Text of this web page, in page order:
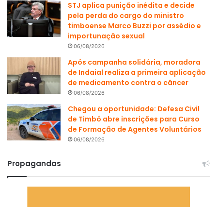
STJ aplica punição inédita e decide
pela perda do cargo do ministro
timboense Marco Buzzi por assédio e
importunação sexual
06/08/2026
Após campanha solidária, moradora
de Indaial realiza a primeira aplicação
de medicamento contra o câncer
06/08/2026
Chegou a oportunidade: Defesa Civil
de Timbó abre inscrições para Curso
de Formação de Agentes Voluntários
06/08/2026
Propagandas